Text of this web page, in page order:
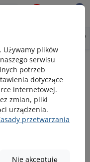
0
jasnozielona-czarna
0
Używamy plików
serwisu
potrzeb
dotyczące
internetowej.
zmian, pliki
urządzenia.
przetwarzania
Nie akceptuję